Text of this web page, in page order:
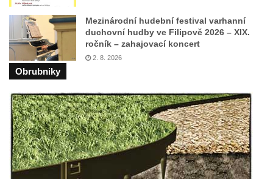
Kříž manželů Endlerových u továrního
objektu v Mikulášovicích
Kříž u silnice východně od Mikulášovic
Meyerův kříž východně od Mikulášovic
Kříž u rozcestí k větrnému mlýnu Světlík v
Horním Podluží
Kříž u domu čp. 1016 v Mikulášovicích
Herltův kříž u Mikova v Mikulášovicích
Kříž u Borských u domu čp. 859 v
Mikulášovicích
Mezinárodní hudební festival varhanní
duchovní hudby ve Filipově 2026 – XIX.
ročník – zahajovací koncert
2. 8. 2026
Obrubniky